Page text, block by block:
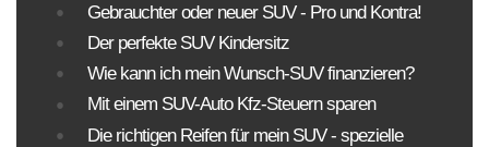
Gebrauchter oder neuer SUV - Pro und Kontra!
Der perfekte SUV Kindersitz
Wie kann ich mein Wunsch-SUV finanzieren?
Mit einem SUV-Auto Kfz-Steuern sparen
Die richtigen Reifen für mein SUV - spezielle